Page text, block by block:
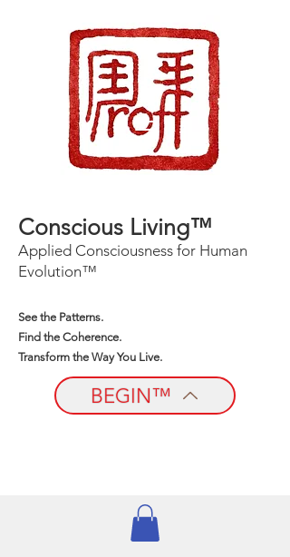
Conscious Living™
Applied Consciousness for Human
Evolution™
See the Patterns.
Find the Coherence.
Transform the Way You Live.
BEGIN™